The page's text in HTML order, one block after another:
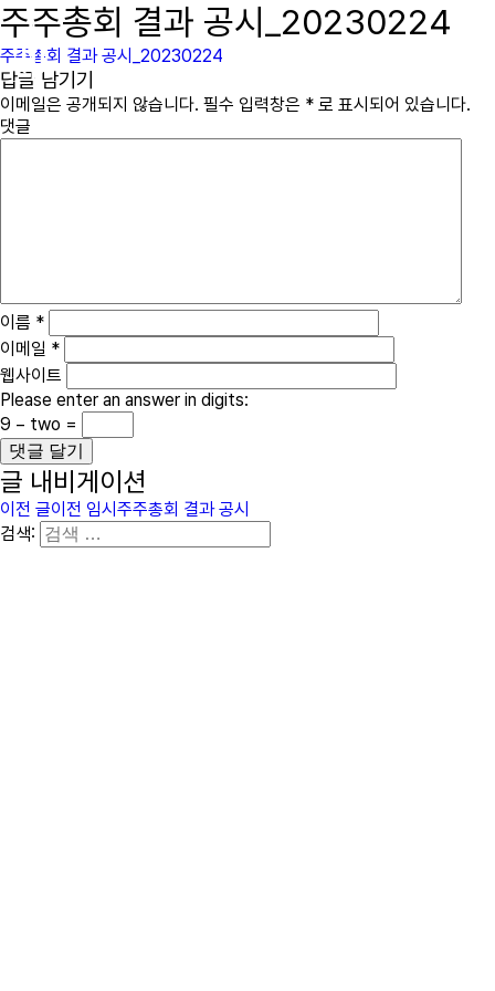
immcs,
Inc.
주주총회 결과 공시_20230224
주주총회 결과 공시_20230224
답글 남기기
이메일은 공개되지 않습니다. 필수 입력창은 * 로 표시되어 있습니다.
댓글
이름 *
이메일 *
웹사이트
Please enter an answer in digits:
9 − two =
글 내비게이션
이전 글이전 임시주주총회 결과 공시
검색: